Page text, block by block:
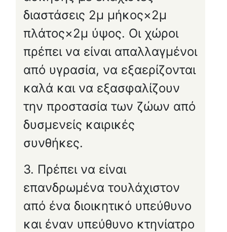
διαστάσεις 2μ μήκος×2μ
πλάτος×2μ ύψος. Οι χώροι
πρέπει να είναι απαλλαγμένοι
από υγρασία, να εξαερίζονται
καλά και να εξασφαλίζουν
την προστασία των ζώων από
δυσμενείς καιρικές
συνθήκες.
3. Πρέπει να είναι
επανδρωμένα τουλάχιστον
από ένα διοικητικό υπεύθυνο
και έναν υπεύθυνο κτηνίατρο